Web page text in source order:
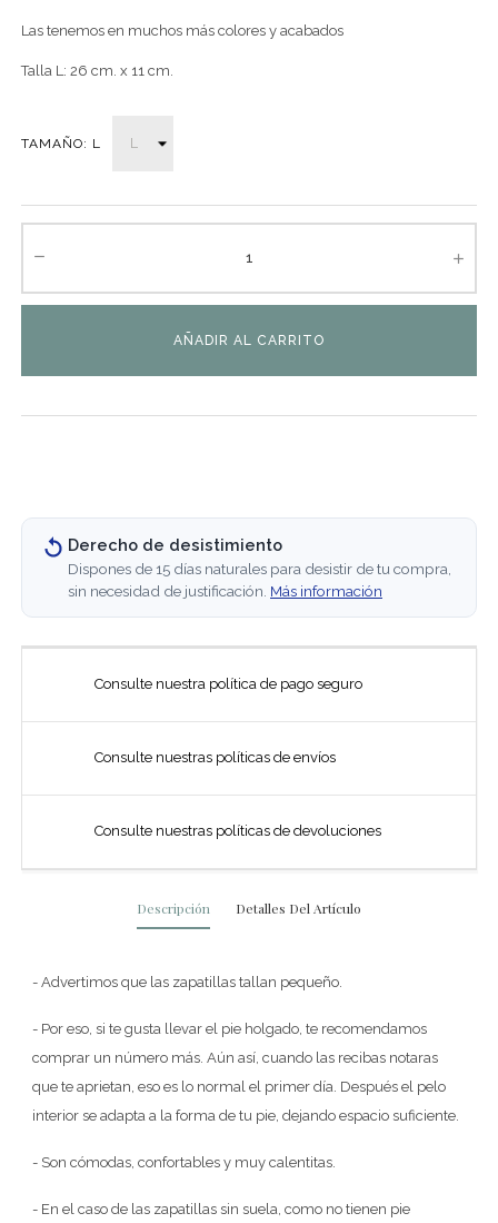
Las tenemos en muchos más colores y acabados
Talla L: 26 cm. x 11 cm.
TAMAÑO: L
AÑADIR AL CARRITO
Derecho de desistimiento
Dispones de 15 días naturales para desistir de tu compra,
sin necesidad de justificación. Más información
Consulte nuestra política de pago seguro
Consulte nuestras políticas de envíos
Consulte nuestras políticas de devoluciones
Descripción Detalles Del Artículo
- Advertimos que las zapatillas tallan pequeño.
- Por eso, si te gusta llevar el pie holgado, te recomendamos
comprar un número más. Aún así, cuando las recibas notaras
que te aprietan, eso es lo normal el primer día. Después el pelo
interior se adapta a la forma de tu pie, dejando espacio suficiente.
- Son cómodas, confortables y muy calentitas.
- En el caso de las zapatillas sin suela, como no tienen pie